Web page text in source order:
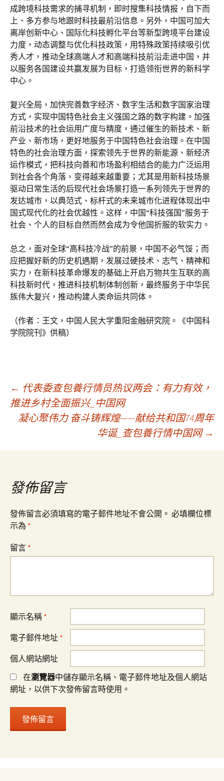
成跨境科技需求的捕寻机制，即时搜集科技情报，自下而
上、多方参与地跟时科技最前沿信息。另外，中国可加大
离岸创新中心、国际化科技孵化平台等新型跨境平台建设
力度，动态调整与优化科技政策，用特殊政策持续吸引优
秀人才，推动全球高端人才和高端科技前沿走进中国，并
以服务各国建设共赢发展为目标，打造领衔世界的新科学
中心。
复兴全局，加快完善数字经济、数字生活和数字国家治理
方式，实现中国特色社会主义强国之路的数字构建。加强
前沿技术的社会运用广度与精度，通过催生的新技术、新
产业、新市场，更好地服务于中国特色社会治理。在中国
特色的社会治理方面，探索领先于世界的新能源、新经济
运作模式，把科技向善和市场盈利相结合的能力广泛运用
到社会各个角落，变得越来越重要；尤其是用新科技场景
驱动日常生活的后现代社会场景打造一系列领先于世界的
发达城市，以典范式、标杆式的未来城市化进程体现出中
国式现代化的社会优越性。这样，中国“科技强国”服务于
社会、个人的目标自然而然会成为令他国折服的软实力。
总之，面对全球“高科技冷战”的前景，中国不必气馁；而
应把握好新的历史机遇期，发展过硬技术、志气、精神和
实力，在新科技革命爆发的基础上开启万物共生互联的高
科技新时代，推进科技机制体制创新，最终服务于中华民
族伟大复兴，推动构建人类命运共同体。
（作者：王文，中国人民大学重阳金融研究院。《中国科
学院院刊》供稿）
文
章
導
覽
← 代表委查包養行情员热议两会：有力有效，
推进乡村全面振兴_中国网
凝心聚伟力 奋斗铸辉煌——献给共和国74周年
华诞_查包養行情中国网 →
發佈留言
發佈留言必須填寫的電子郵件地址不會公開。 必填欄位標
示為 *
留言 *
顯示名稱 *
電子郵件地址 *
個人網站網址
在瀏覽器中儲存顯示名稱、電子郵件地址及個人網站
網址，以供下次發佈留言時使用。